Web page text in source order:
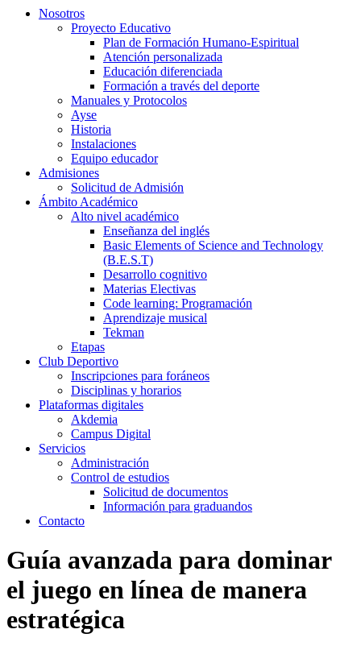
Nosotros
Proyecto Educativo
Plan de Formación Humano-Espiritual
Atención personalizada
Educación diferenciada
Formación a través del deporte
Manuales y Protocolos
Ayse
Historia
Instalaciones
Equipo educador
Admisiones
Solicitud de Admisión
Ámbito Académico
Alto nivel académico
Enseñanza del inglés
Basic Elements of Science and Technology
(B.E.S.T)
Desarrollo cognitivo
Materias Electivas
Code learning: Programación
Aprendizaje musical
Tekman
Etapas
Club Deportivo
Inscripciones para foráneos
Disciplinas y horarios
Plataformas digitales
Akdemia
Campus Digital
Servicios
Administración
Control de estudios
Solicitud de documentos
Información para graduandos
Contacto
Guía avanzada para dominar
el juego en línea de manera
estratégica